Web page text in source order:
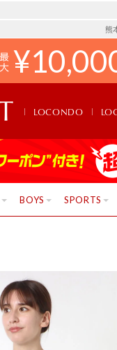
熊
¥
LOCONDO
BOYS SPORTS